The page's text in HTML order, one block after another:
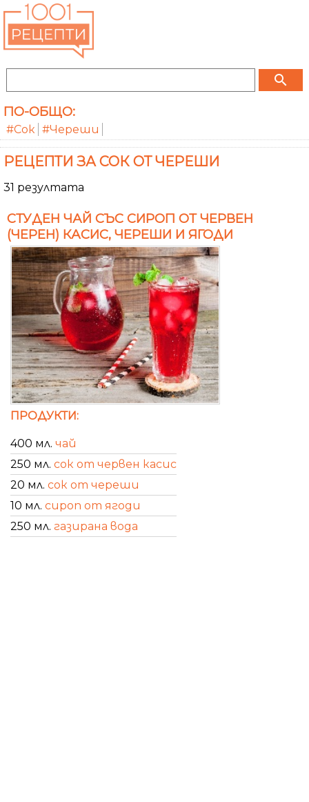
search
ПО-ОБЩО:
#Сок #Череши
РЕЦЕПТИ ЗА СОК ОТ ЧЕРЕШИ
31 резултата
СТУДЕН ЧАЙ СЪС СИРОП ОТ ЧЕРВЕН
(ЧЕРЕН) КАСИС, ЧЕРЕШИ И ЯГОДИ
ПРОДУКТИ:
400 мл. чай
250 мл. сок от червен касис
20 мл. сок от череши
10 мл. сироп от ягоди
250 мл. газирана вода